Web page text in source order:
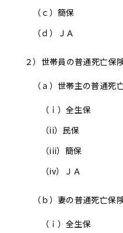
（ｃ）簡保
（ｄ）
ＪＡ
２）世帯員の普通死亡保
（ａ）世帯主の普通死
（ｉ）全生保
（ii） 民保
（iii） 簡保
（iv）
ＪＡ
（ｂ）妻の普通死亡保
（ｉ）全生保